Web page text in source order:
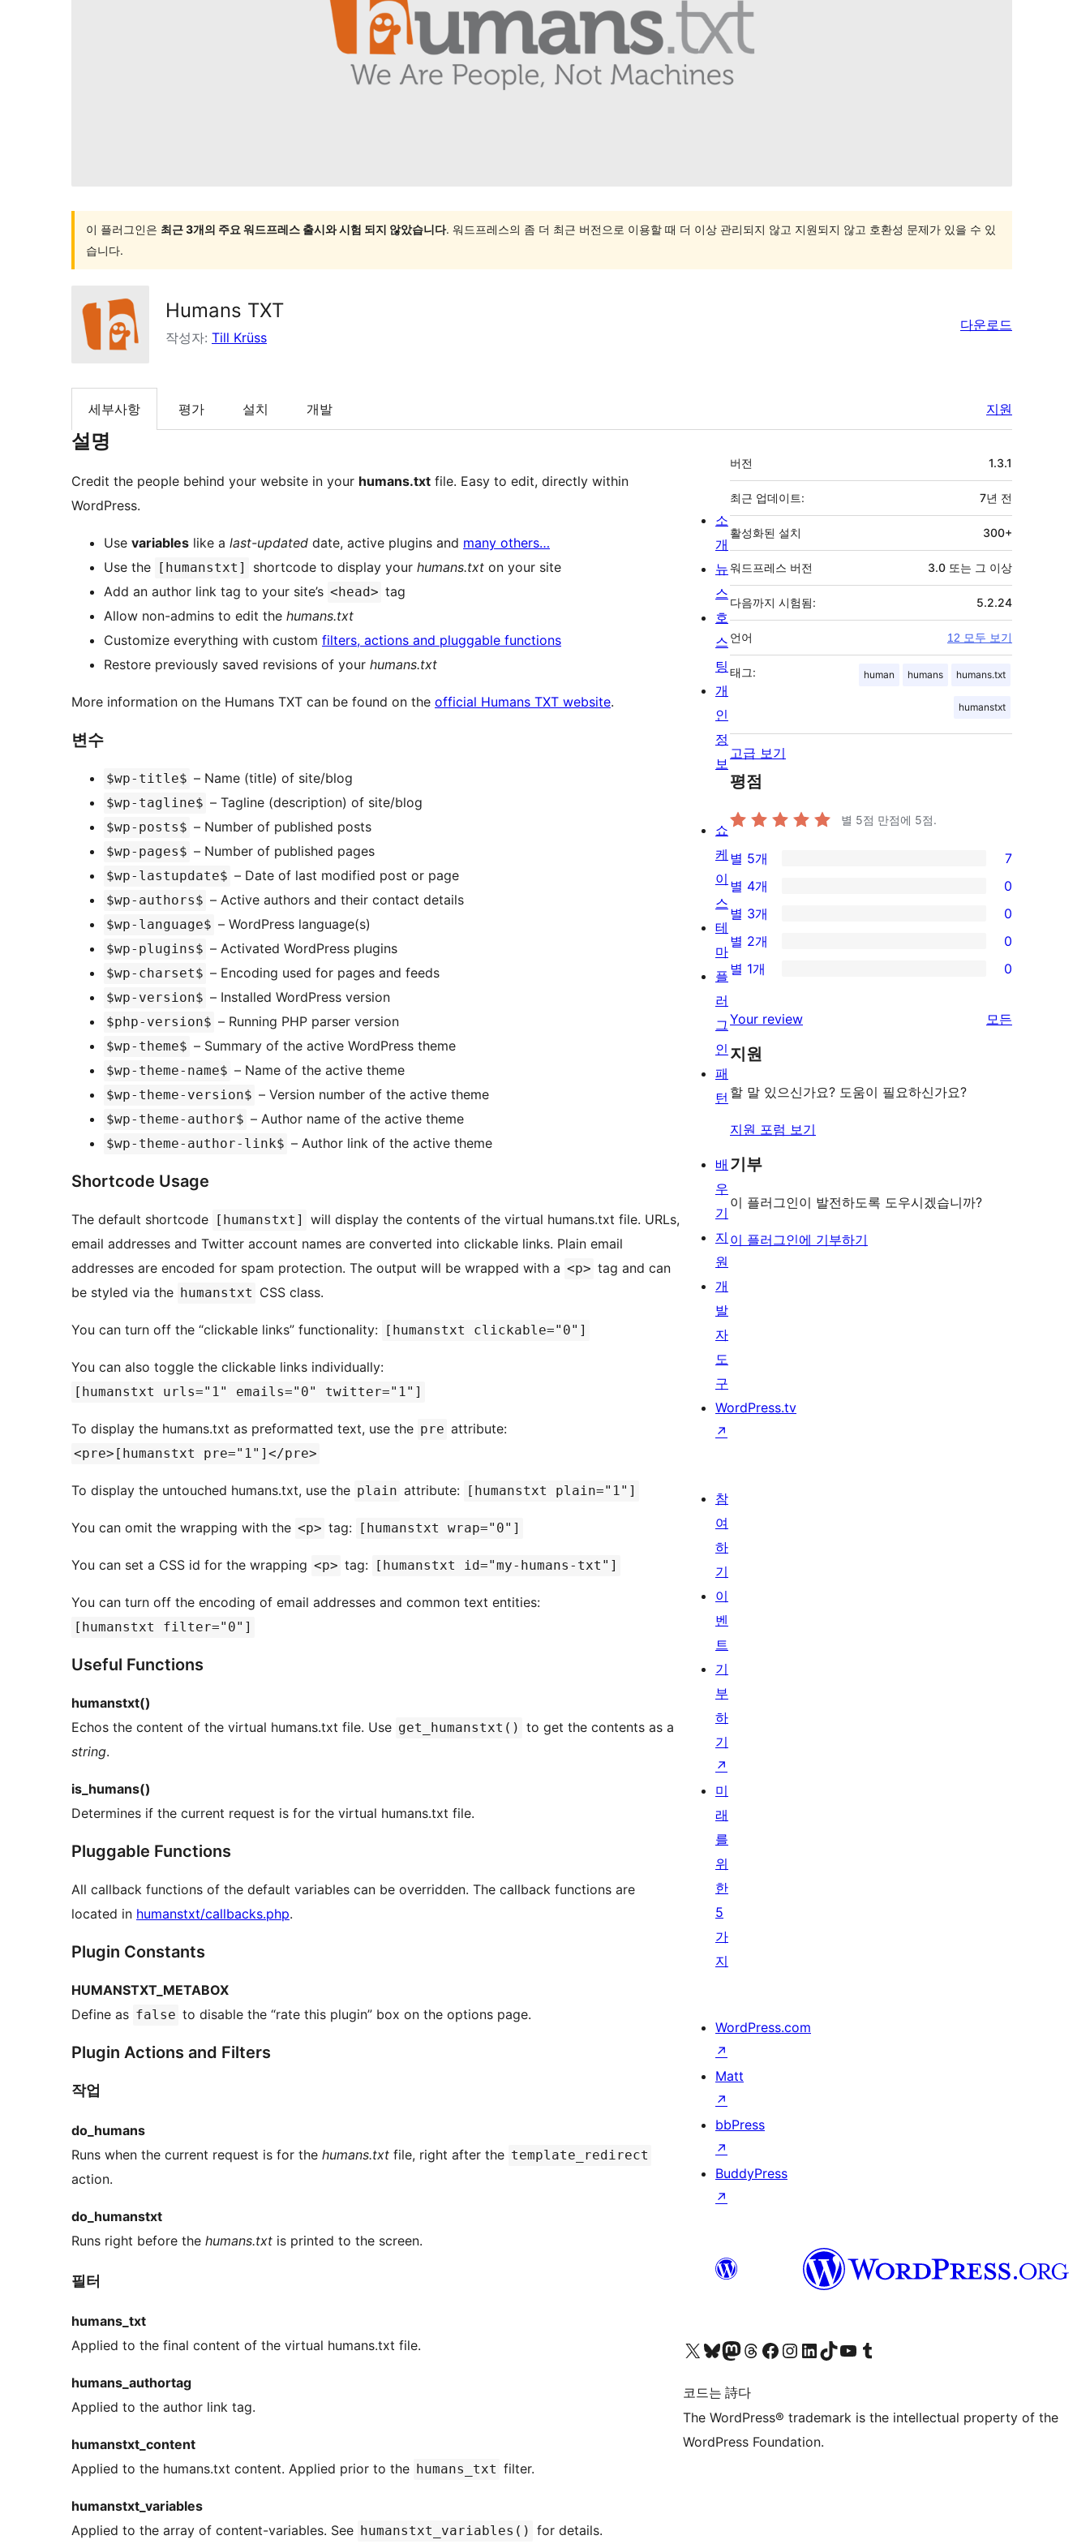
이 플러그인은 최근 3개의 주요 워드프레스 출시와 시험 되지 않았습니다. 워드프레스의 좀 더 최근 버전으로 이용할 때 더 이상 관리되지 않고 지원되지 않고 호환성 문제가 있을 수 있
습니다.
Humans TXT
작성자: Till Krüss
다운로드
세부사항 평가 설치 개발 지원
설명
Credit the people behind your website in your humans.txt file. Easy to edit, directly within
WordPress.
Use variables like a last-updated date, active plugins and many others…
Use the [humanstxt] shortcode to display your humans.txt on your site
Add an author link tag to your site’s <head> tag
Allow non-admins to edit the humans.txt
Customize everything with custom filters, actions and pluggable functions
Restore previously saved revisions of your humans.txt
More information on the Humans TXT can be found on the official Humans TXT website.
변수
$wp-title$ – Name (title) of site/blog
$wp-tagline$ – Tagline (description) of site/blog
$wp-posts$ – Number of published posts
$wp-pages$ – Number of published pages
$wp-lastupdate$ – Date of last modified post or page
$wp-authors$ – Active authors and their contact details
$wp-language$ – WordPress language(s)
$wp-plugins$ – Activated WordPress plugins
$wp-charset$ – Encoding used for pages and feeds
$wp-version$ – Installed WordPress version
$php-version$ – Running PHP parser version
$wp-theme$ – Summary of the active WordPress theme
$wp-theme-name$ – Name of the active theme
$wp-theme-version$ – Version number of the active theme
$wp-theme-author$ – Author name of the active theme
$wp-theme-author-link$ – Author link of the active theme
Shortcode Usage
The default shortcode [humanstxt]
will display the contents of the virtual humans.txt file. URLs,
email addresses and Twitter account names are converted into clickable links. Plain email
addresses are encoded for spam protection. The output will be wrapped with a <p> tag and can
be styled via the humanstxt CSS class.
You can turn off the “clickable links” functionality: [humanstxt clickable="0"]
You can also toggle the clickable links individually:
[humanstxt urls="1" emails="0" twitter="1"]
To display the humans.txt as preformatted text, use the pre attribute:
<pre>[humanstxt pre="1"]</pre>
To display the untouched humans.txt, use the plain attribute: [humanstxt plain="1"]
You can omit the wrapping with the <p> tag: [humanstxt wrap="0"]
You can set a CSS id for the wrapping <p> tag: [humanstxt id="my-humans-txt"]
You can turn off the encoding of email addresses and common text entities:
[humanstxt filter="0"]
Useful Functions
humanstxt()
Echos the content of the virtual humans.txt file. Use get_humanstxt() to get the contents as a
string.
is_humans()
Determines if the current request is for the virtual humans.txt file.
Pluggable Functions
All callback functions of the default variables can be overridden. The callback functions are
located in humanstxt/callbacks.php.
Plugin Constants
HUMANSTXT_METABOX
Define as false to disable the “rate this plugin” box on the options page.
Plugin Actions and Filters
작업
do_humans
Runs when the current request is for the humans.txt file, right after the template_redirect
action.
do_humanstxt
Runs right before the humans.txt is printed to the screen.
필터
humans_txt
Applied to the final content of the virtual humans.txt file.
humans_authortag
Applied to the author link tag.
humanstxt_content
Applied to the humans.txt content. Applied prior to the humans_txt filter.
humanstxt_variables
Applied to the array of content-variables. See humanstxt_variables() for details.
기
초
버전 1.3.1
최근 업데이트: 7년 전
활성화된 설치 300+
워드프레스 버전 3.0 또는 그 이상
다음까지 시험됨: 5.2.24
언어 12 모두 보기
태그: human humans humans.txt
humanstxt
고급 보기
평점
별 5점 만점에 5점.
7/5-
별
점
후
기
별 5개 7
0/4-
별
점
후
별 4개 0
0/3-
별
점
기
별 3개 0
0/2-
별
후
기
별 2개 0
0/1-
점
후
별 1개 0
Your review 모든
지원
할 말 있으신가요? 도움이 필요하신가요?
지원 포럼 보기
기부
이 플러그인이 발전하도록 도우시겠습니까?
이 플러그인에 기부하기
소
개
뉴
스
호
스
팅
개
인
정
보
쇼
케
이
스
테
마
플
러
그
인
패
턴
배
우
기
지
원
개
발
자
도
구
WordPress.tv
↗
참
여
하
기
이
벤
트
기
부
하
기
↗
미
래
를
위
한
5
가
지
WordPress.com
↗
Matt
↗
bbPress
↗
BuddyPress
↗
X(이전 트위터) 계정 방문하기블루스카이 계정 방문하기마스토돈 계정 방문하기스레드 계정 방문하기 페이스북 페이지 방문하기인스타그램 계정 방문하기 LinkedIn 계정 방문하기틱톡 계정 방문하기유튜브 채널 방문하기 텀블러 계정 방문하기
코드는 詩다
The WordPress® trademark is the intellectual property of the
WordPress Foundation.